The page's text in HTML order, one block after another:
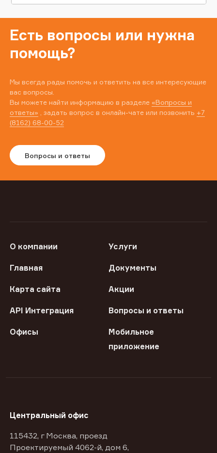
Есть вопросы или нужна
помощь?
Мы всегда рады помочь и ответить на все интересующие
вас вопросы.
Вы можете найти информацию в разделе «Вопросы и
ответы» , задать вопрос в онлайн-чате или позвонить +7
(8162) 68-00-52
Вопросы и ответы
О компании Услуги
Главная Документы
Карта сайта Акции
API Интеграция Вопросы и ответы
Офисы
Мобильное
приложение
Центральный офис
115432, г Москва, проезд
Проектируемый 4062-й, дом 6,